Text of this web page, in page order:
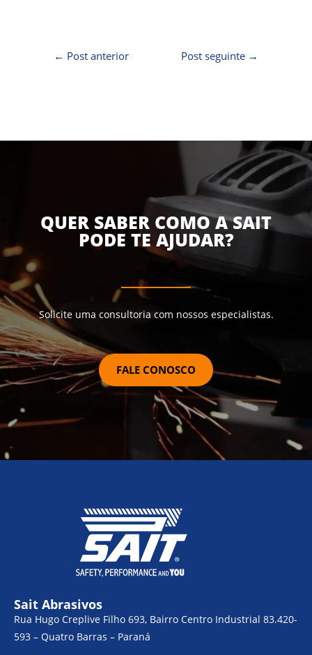
← Post anterior Post seguinte →
QUER SABER COMO A SAIT
PODE TE AJUDAR?
Solicite uma consultoria com nossos especialistas.
FALE CONOSCO
Sait Abrasivos
Rua Hugo Creplive Filho 693, Bairro Centro Industrial 83.420-
593 – Quatro Barras – Paraná